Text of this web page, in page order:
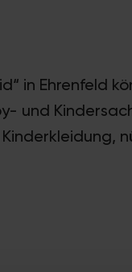
in Ehrenfeld
und